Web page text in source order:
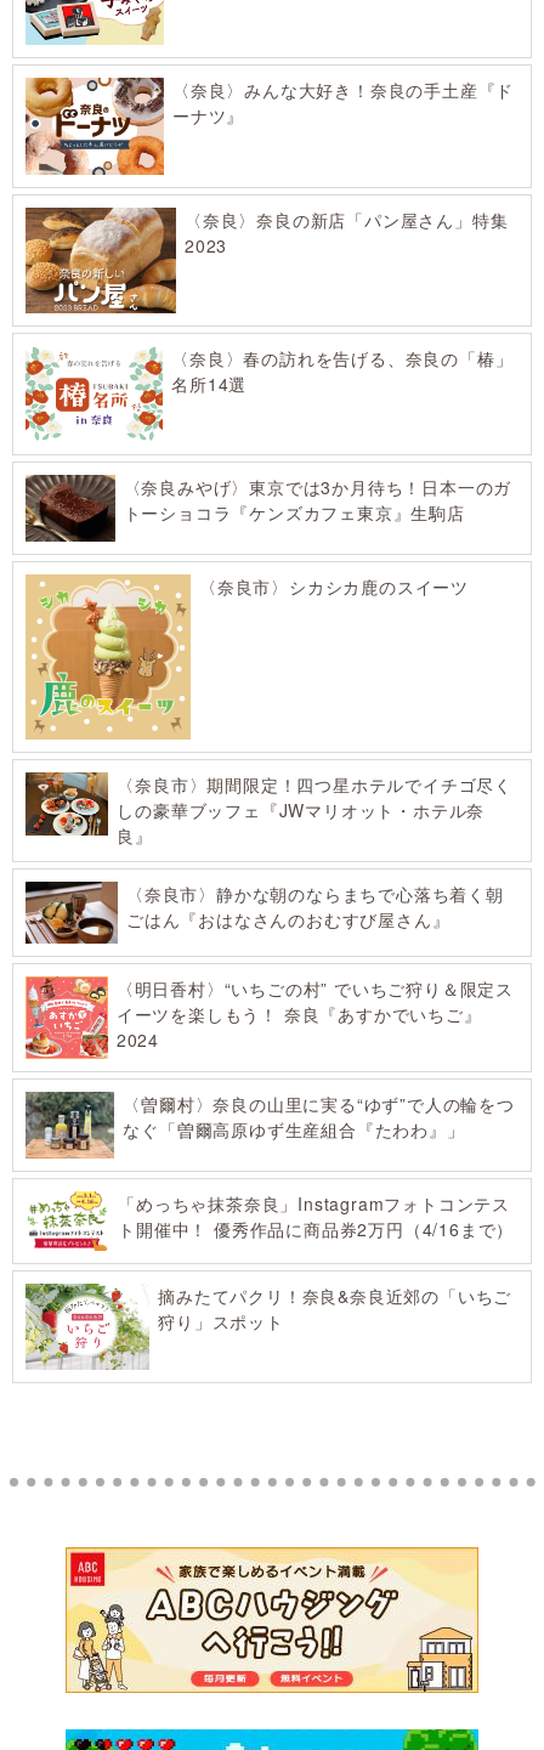
〈奈良〉みんな大好き！奈良の手土産『ド
ーナツ』
〈奈良〉奈良の新店「パン屋さん」特集
2023
〈奈良〉春の訪れを告げる、奈良の「椿」
名所14選
〈奈良みやげ〉東京では3か月待ち！日本一のガ
トーショコラ『ケンズカフェ東京』生駒店
〈奈良市〉シカシカ鹿のスイーツ
〈奈良市〉期間限定！四つ星ホテルでイチゴ尽く
しの豪華ブッフェ『JWマリオット・ホテル奈
良』
〈奈良市〉静かな朝のならまちで心落ち着く朝
ごはん『おはなさんのおむすび屋さん』
〈明日香村〉“いちごの村” でいちご狩り＆限定ス
イーツを楽しもう！ 奈良『あすかでいちご』
2024
〈曽爾村〉奈良の山里に実る“ゆず”で人の輪をつ
なぐ「曽爾高原ゆず生産組合『たわわ』」
「めっちゃ抹茶奈良」Instagramフォトコンテス
ト開催中！ 優秀作品に商品券2万円（4/16まで）
摘みたてパクリ！奈良&奈良近郊の「いちご
狩り」スポット